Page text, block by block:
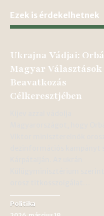
Ezek is érdekelhetnek
Ukrajna Vádjai:
Magyar Választások
Beavatkozás
Célkeresztjében
Politika